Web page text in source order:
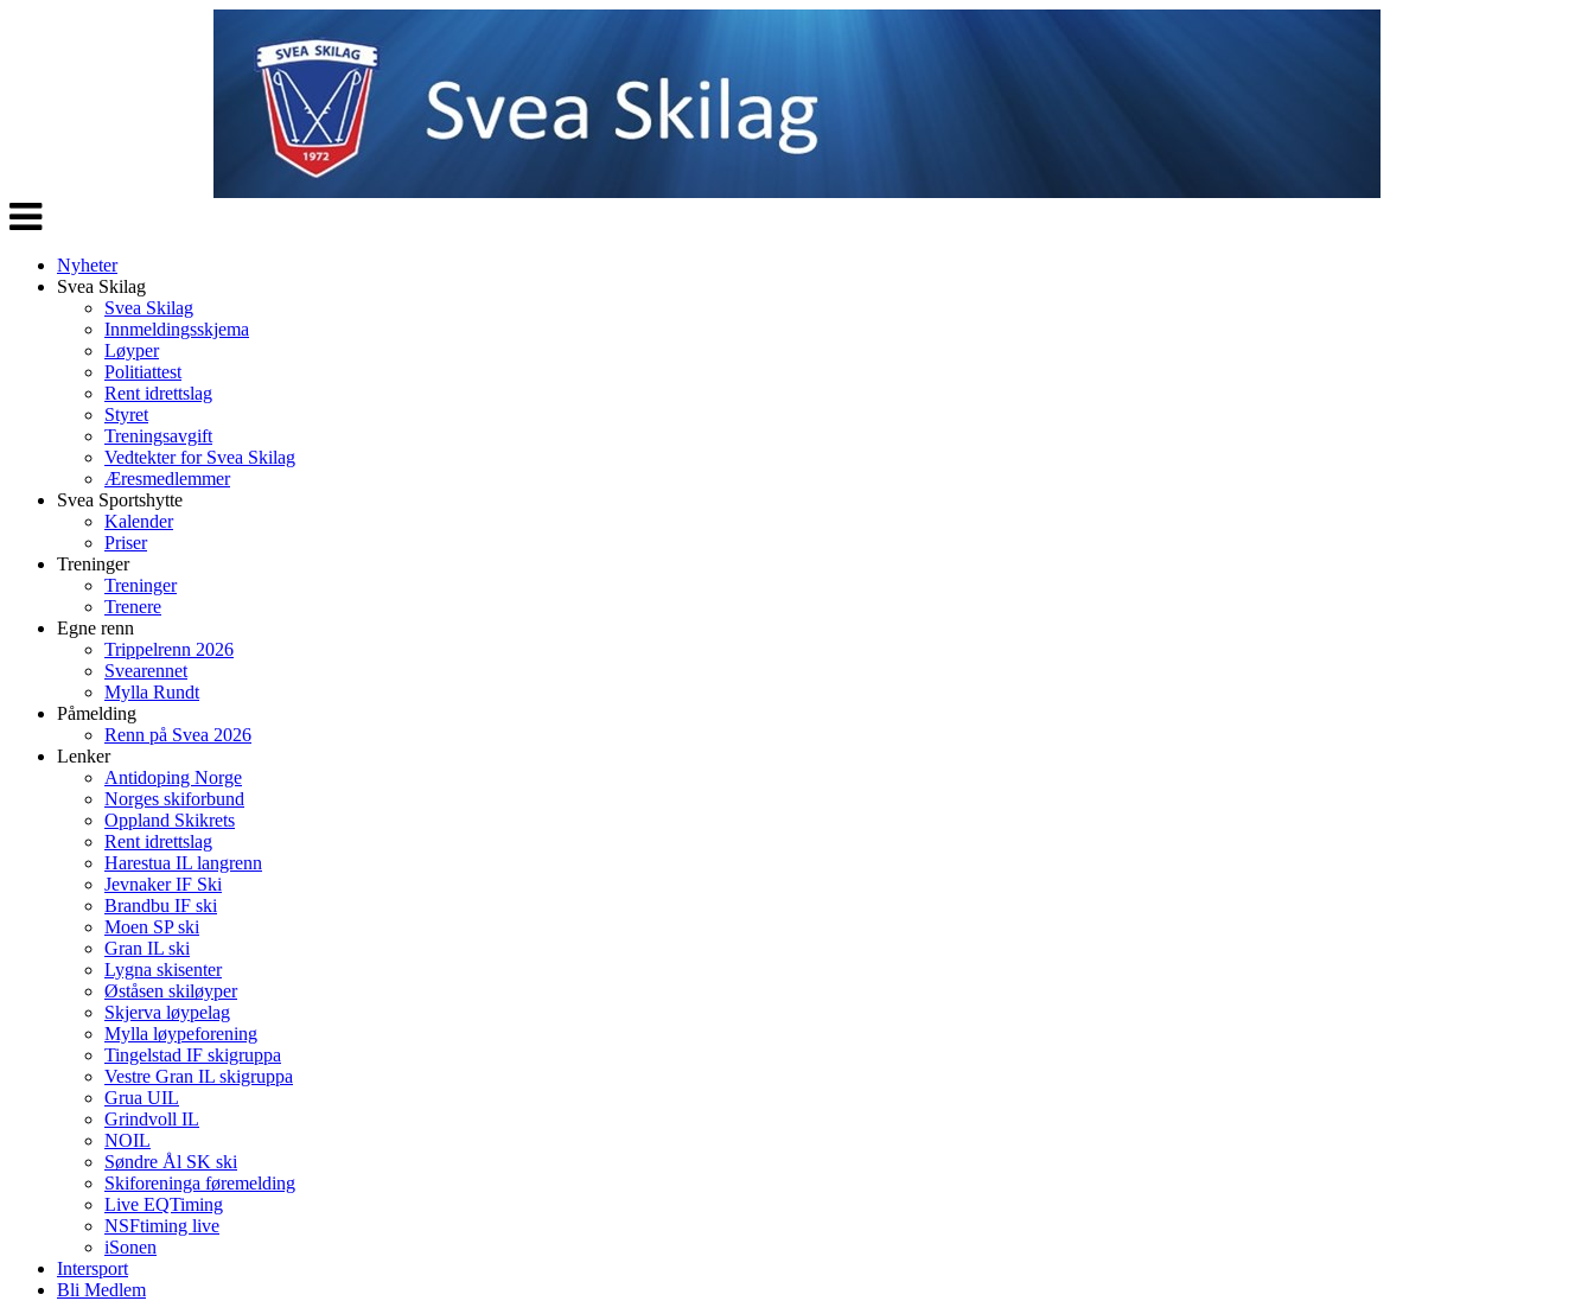
Veksle
navigasjon
Nyheter
Svea Skilag
Svea Skilag
Innmeldingsskjema
Løyper
Politiattest
Rent idrettslag
Styret
Treningsavgift
Vedtekter for Svea Skilag
Æresmedlemmer
Svea Sportshytte
Kalender
Priser
Treninger
Treninger
Trenere
Egne renn
Trippelrenn 2026
Svearennet
Mylla Rundt
Påmelding
Renn på Svea 2026
Lenker
Antidoping Norge
Norges skiforbund
Oppland Skikrets
Rent idrettslag
Harestua IL langrenn
Jevnaker IF Ski
Brandbu IF ski
Moen SP ski
Gran IL ski
Lygna skisenter
Øståsen skiløyper
Skjerva løypelag
Mylla løypeforening
Tingelstad IF skigruppa
Vestre Gran IL skigruppa
Grua UIL
Grindvoll IL
NOIL
Søndre Ål SK ski
Skiforeninga føremelding
Live EQTiming
NSFtiming live
iSonen
Intersport
Bli Medlem